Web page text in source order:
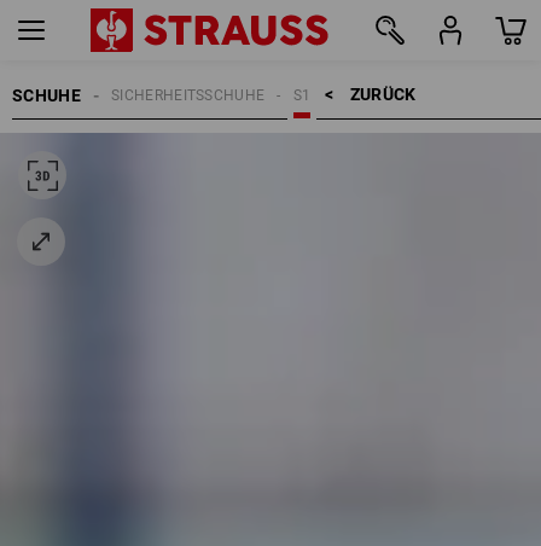
SCHUHE ZURÜCK    >
S1
SICHERHEITSSCHUHE